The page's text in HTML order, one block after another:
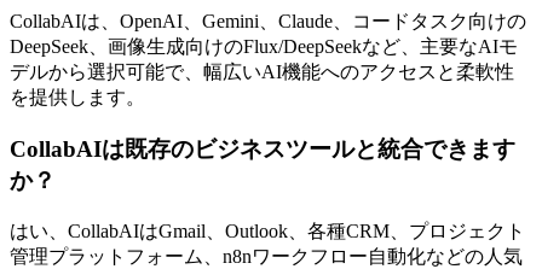
CollabAIは、OpenAI、Gemini、Claude、コードタスク向けの
DeepSeek、画像生成向けのFlux/DeepSeekなど、主要なAIモ
デルから選択可能で、幅広いAI機能へのアクセスと柔軟性
を提供します。
CollabAIは既存のビジネスツールと統合できます
か？
はい、CollabAIはGmail、Outlook、各種CRM、プロジェクト
管理プラットフォーム、n8nワークフロー自動化などの人気